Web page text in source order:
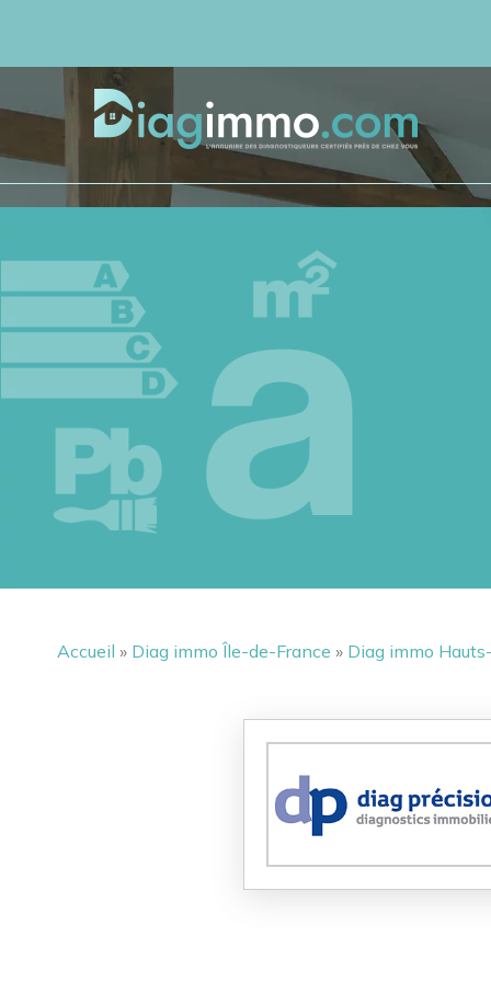
Accueil » Diag immo Île-de-France » Diag immo